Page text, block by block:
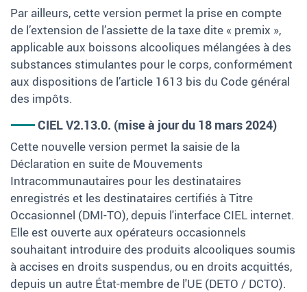
Par ailleurs, cette version permet la prise en compte
de l’extension de l’assiette de la taxe dite « premix »,
applicable aux boissons alcooliques mélangées à des
substances stimulantes pour le corps, conformément
aux dispositions de l’article 1613 bis du Code général
des impôts.
CIEL V2.13.0. (mise à jour du 18 mars 2024)
Cette nouvelle version permet la saisie de la
Déclaration en suite de Mouvements
Intracommunautaires pour les destinataires
enregistrés et les destinataires certifiés à Titre
Occasionnel (DMI-TO), depuis l'interface CIEL internet.
Elle est ouverte aux opérateurs occasionnels
souhaitant introduire des produits alcooliques soumis
à accises en droits suspendus, ou en droits acquittés,
depuis un autre État-membre de l'UE (DETO / DCTO).